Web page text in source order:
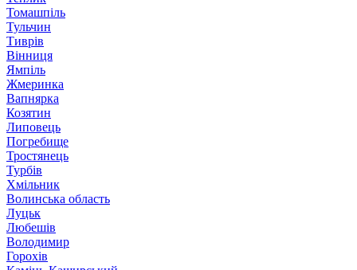
Томашпіль
Тульчин
Тиврів
Вінниця
Ямпіль
Жмеринка
Вапнярка
Козятин
Липовець
Погребище
Тростянець
Турбів
Хмільник
Волинська область
Луцьк
Любешів
Володимир
Горохів